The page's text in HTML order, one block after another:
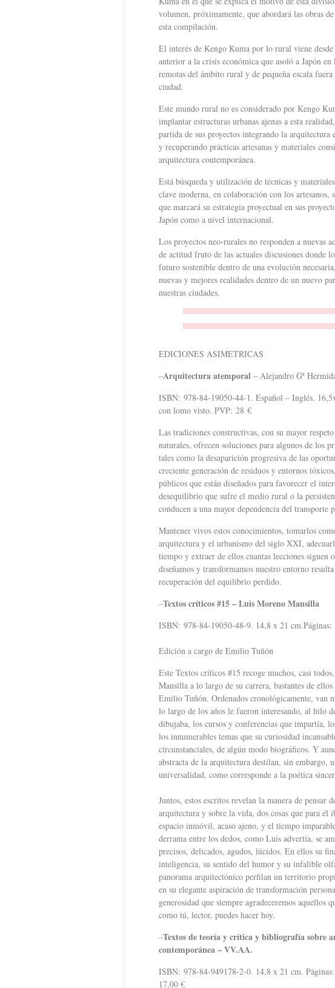
volumen, próximamente, que abordará las obras
esta compilación.
El interés de Kengo Kuma por lo rural viene
anterior a la crisis económica que asoló a Japón en
remotas del ámbito rural y de pequeña escala
ciudad.
Este mundo rural no es considerado por Kengo
implantar estructuras urbanas ajenas a esta
partida de sus proyectos integrando la arquitectura
y recuperando prácticas artesanas y materiales
arquitectura contemporánea.
Está búsqueda y utilización de técnicas y
clave moderna, en colaboración con los artesanos,
que marcará su estrategia proyectual en sus
Japón como a nivel internacional.
Los proyectos neo-rurales no responden a nuevas
de actitud fruto de las actuales discusiones donde
futuro sostenible dentro de una evolución
nuevas y mejores realidades dentro de un nuevo
nuestras ciudades.
EDICIONES ASIMETRICAS
–Arquitectura atemporal – Alejandro Gª
ISBN: 978-84-19050-44-1. Español – Inglés.
con lomo visto. PVP: 28 €
Las tradiciones constructivas, con su mayor
naturales, ofrecen soluciones para algunos de los
tales como la desaparición progresiva de las
creciente generación de residuos y entornos
públicos que están diseñados para favorecer el
desequilibrio que sufre el medio rural o la
conducen a una mayor dependencia del transporte
Mantener vivos estos conocimientos, tomarlos
arquitectura y el urbanismo del siglo XXI,
tiempo y extraer de ellos cuantas lecciones siguen
diseñamos y transformamos nuestro entorno
recuperación del equilibrio perdido.
–Textos críticos #15 – Luis Moreno Mansilla
ISBN: 978-84-19050-48-9. 14,8 x 21
Edición a cargo de Emilio Tuñón
Este Textos críticos #15 recoge muchos, casi
Mansilla a lo largo de su carrera, bastantes de
Emilio Tuñón. Ordenados cronológicamente, van
lo largo de los años le fueron interesando, al hilo
dibujaba, los cursos y conferencias que impartía,
los innumerables temas que su curiosidad
circunstanciales, de algún modo biográficos. Y
abstracta de la arquitectura destilan, sin embargo,
universalidad, como corresponde a la poética
Juntos, estos escritos revelan la manera de
arquitectura y sobre la vida, dos cosas que para él
espacio inmóvil, acaso ajeno, y el tiempo
derrama entre los dedos, como Luis advertía, se
precisos, delicados, agudos, lúcidos. En ellos su
inteligencia, su sentido del humor y su infalible
panorama arquitectónico perfilan un territorio
en su elegante aspiración de transformación
generosidad que siempre agradeceremos aquellos
como tú, lector, puedes hacer hoy.
–Textos de teoría y crítica y bibliografía sobre
contemporánea – VV.AA.
ISBN: 978-84-949178-2-0. 14,8 x 21 cm.
17,00 €